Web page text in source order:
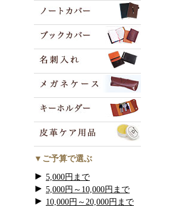
▼ご予算で選ぶ
5,000円まで
5,000円～10,000円まで
10,000円～20,000円まで